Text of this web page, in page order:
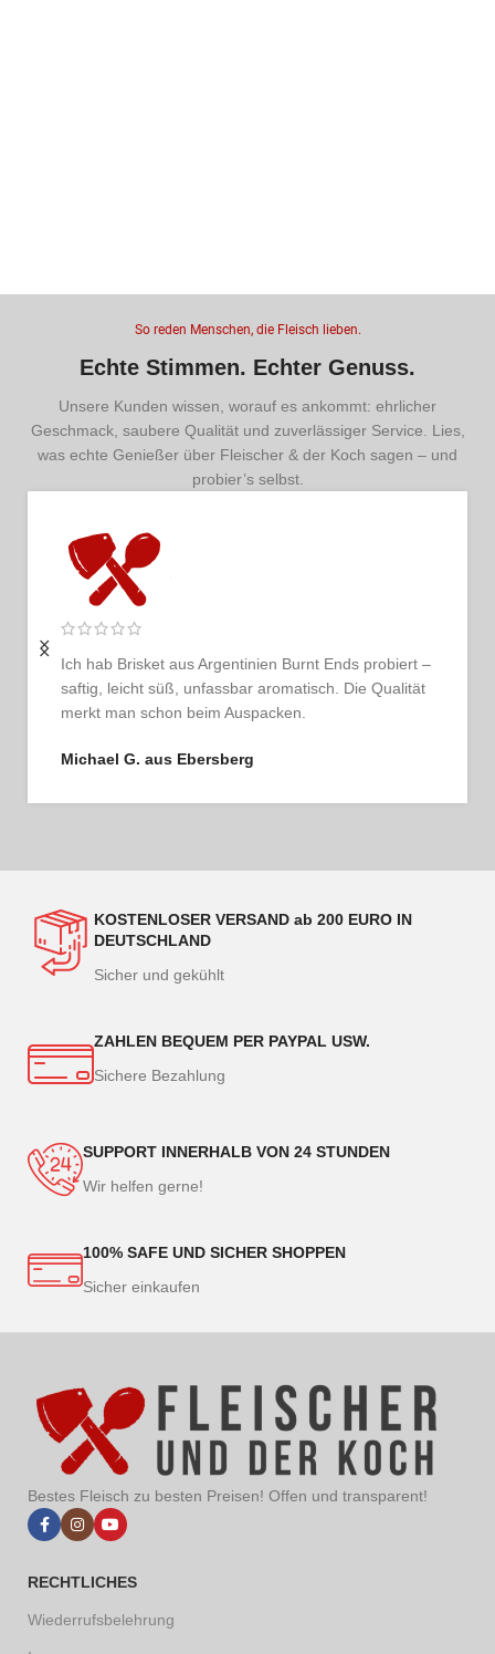
So reden Menschen, die Fleisch lieben.
Echte Stimmen. Echter Genuss.
Unsere Kunden wissen, worauf es ankommt: ehrlicher
Geschmack, saubere Qualität und zuverlässiger Service. Lies,
was echte Genießer über Fleischer & der Koch sagen – und
probier’s selbst.
Ich bestelle regelmäßig und bin jedes Mal begeistert.
Das Fleisch ist tadellos, der Service persönlich und
ehrlich. So schmeckt Vertrauen.
Thomas G. aus Hamburg
KOSTENLOSER VERSAND ab 200 EURO IN
DEUTSCHLAND
Sicher und gekühlt
ZAHLEN BEQUEM PER PAYPAL USW.
Sichere Bezahlung
SUPPORT INNERHALB VON 24 STUNDEN
Wir helfen gerne!
100% SAFE UND SICHER SHOPPEN
Sicher einkaufen
Bestes Fleisch zu besten Preisen! Offen und transparent!
RECHTLICHES
Wiederrufsbelehrung